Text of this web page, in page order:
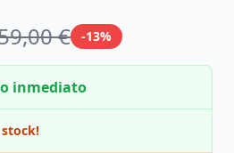
€ -13%
inmediato
stock!